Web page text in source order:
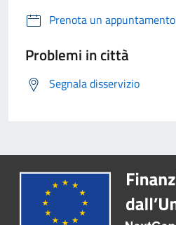
Prenota un appuntamento
Problemi in città
Segnala disservizio